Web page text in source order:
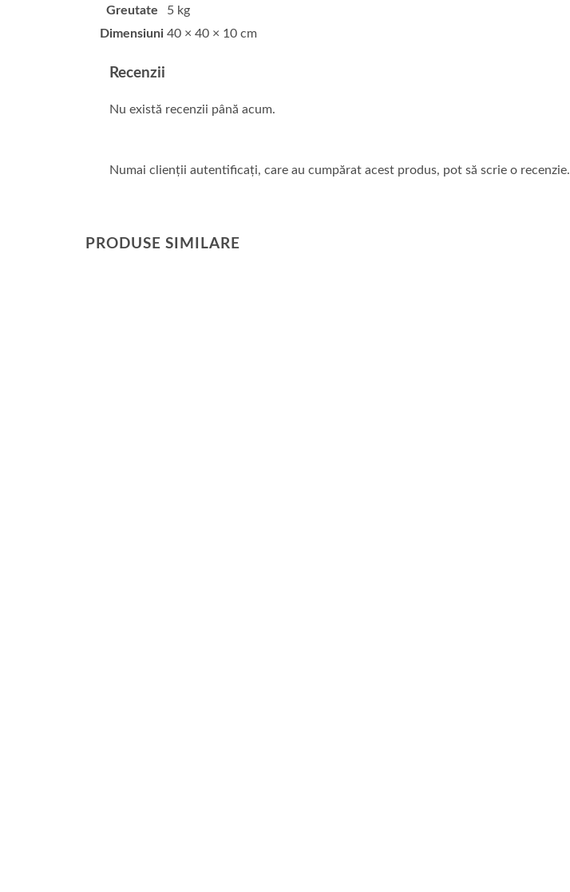
Greutate
5 kg
Dimensiuni 40 × 40 × 10 cm
Recenzii
Nu există recenzii până acum.
Numai clienții autentificați, care au cumpărat acest produs, pot să scrie o recenzie.
PRODUSE SIMILARE